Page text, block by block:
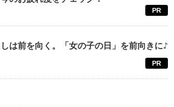
PR
は前を向く。「女の子の日」を前向きに♪
PR